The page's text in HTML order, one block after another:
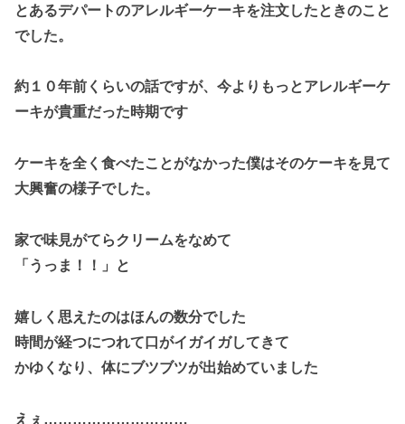
とあるデパートのアレルギーケーキを注文したときのこと
でした。
約１０年前くらいの話ですが、今よりもっとアレルギーケ
ーキが貴重だった時期です
ケーキを全く食べたことがなかった僕はそのケーキを見て
大興奮の様子でした。
家で味見がてらクリームをなめて
「うっま！！」と
嬉しく思えたのはほんの数分でした
時間が経つにつれて口がイガイガしてきて
かゆくなり、体にブツブツが出始めていました
えぇ…………………………